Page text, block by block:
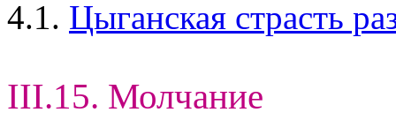
4.1. Цыганская страсть
III.15. Молчание